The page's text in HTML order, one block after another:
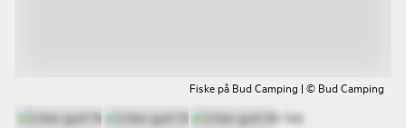
Fiske på Bud Camping | © Bud Camping